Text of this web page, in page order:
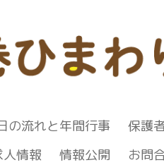
の流れと年間行事
保護
人情報 情報公開 お問